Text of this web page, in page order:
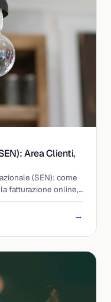
Area Clienti,
(SEN): come
fatturazione online,
→